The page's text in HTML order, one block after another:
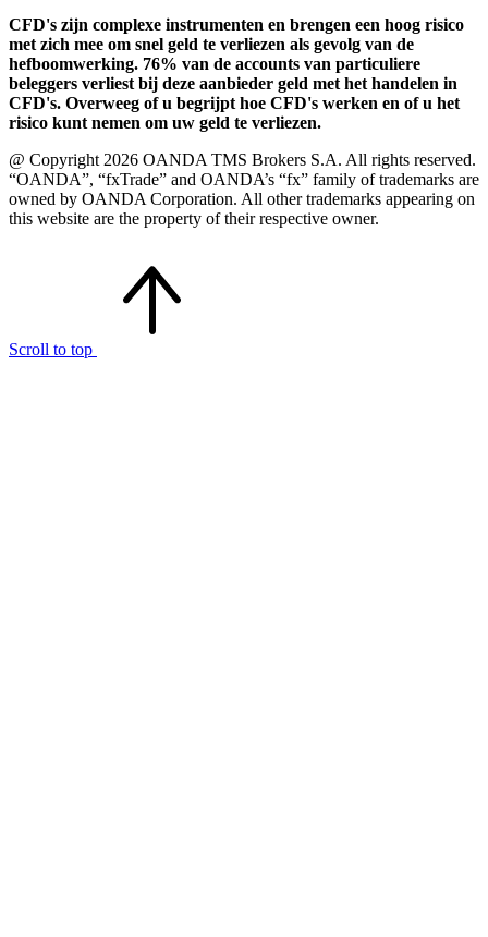
CFD's zijn complexe instrumenten en brengen een hoog risico
met zich mee om snel geld te verliezen als gevolg van de
hefboomwerking. 76% van de accounts van particuliere
beleggers verliest bij deze aanbieder geld met het handelen in
CFD's. Overweeg of u begrijpt hoe CFD's werken en of u het
risico kunt nemen om uw geld te verliezen.
@ Copyright 2026 OANDA TMS Brokers S.A. All rights reserved.
“OANDA”, “fxTrade” and OANDA’s “fx” family of trademarks are
owned by OANDA Corporation. All other trademarks appearing on
this website are the property of their respective owner.
Scroll to top